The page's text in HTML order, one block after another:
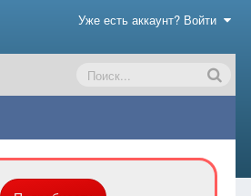
Уже есть аккаунт? Войти